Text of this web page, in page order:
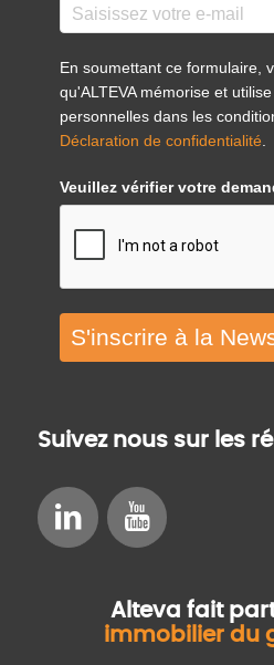
En soumettant ce formulaire,
qu'ALTEVA mémorise et
personnelles dans les
Déclaration de confidentialité
Veuillez vérifier votre
S'inscrire à la
Suivez nous sur les
Alteva fait
immobilier du